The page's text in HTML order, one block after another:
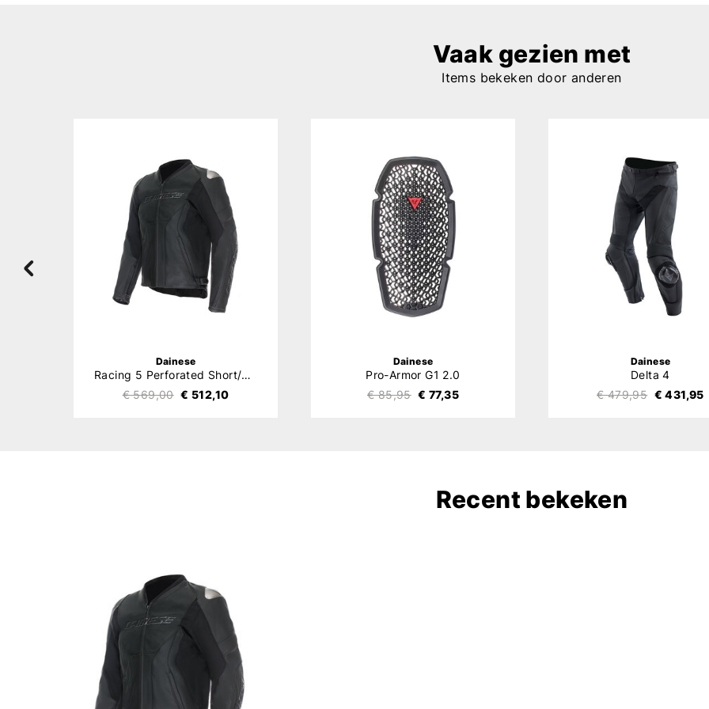
Vaak gezien met
Items bekeken door anderen
Dainese
Racing 5 Perforated Short/Tall
€ 569,00 € 512,10
Dainese
Pro-Armor G1 2.0
€ 85,95 € 77,35
Dainese
Delta 4
€ 479,95 € 431,95
Recent bekeken